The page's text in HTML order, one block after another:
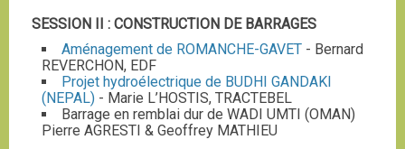
SESSION II : CONSTRUCTION DE BARRAGES
Aménagement de ROMANCHE-GAVET - Bernard
REVERCHON, EDF
Projet hydroélectrique de BUDHI GANDAKI
(NEPAL) - Marie L’HOSTIS, TRACTEBEL
Barrage en remblai dur de WADI UMTI (OMAN)
Pierre AGRESTI & Geoffrey MATHIEU